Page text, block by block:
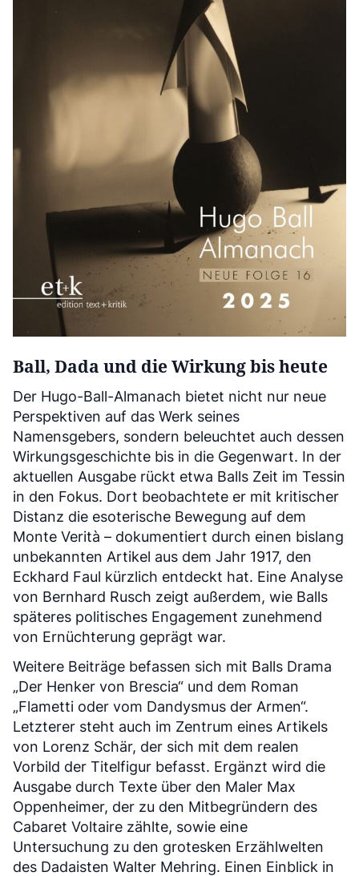
Ball, Dada und die Wirkung bis heute
Der Hugo-Ball-Almanach bietet nicht nur neue
Perspektiven auf das Werk seines
Namensgebers, sondern beleuchtet auch dessen
Wirkungsgeschichte bis in die Gegenwart. In der
aktuellen Ausgabe rückt etwa Balls Zeit im Tessin
in den Fokus. Dort beobachtete er mit kritischer
Distanz die esoterische Bewegung auf dem
Monte Verità – dokumentiert durch einen bislang
unbekannten Artikel aus dem Jahr 1917, den
Eckhard Faul kürzlich entdeckt hat. Eine Analyse
von Bernhard Rusch zeigt außerdem, wie Balls
späteres politisches Engagement zunehmend
von Ernüchterung geprägt war.
Weitere Beiträge befassen sich mit Balls Drama
„Der Henker von Brescia“ und dem Roman
„Flametti oder vom Dandysmus der Armen“.
Letzterer steht auch im Zentrum eines Artikels
von Lorenz Schär, der sich mit dem realen
Vorbild der Titelfigur befasst. Ergänzt wird die
Ausgabe durch Texte über den Maler Max
Oppenheimer, der zu den Mitbegründern des
Cabaret Voltaire zählte, sowie eine
Untersuchung zu den grotesken Erzählwelten
des Dadaisten Walter Mehring. Einen Einblick in